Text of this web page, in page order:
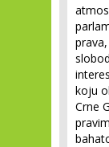
koju
Crne